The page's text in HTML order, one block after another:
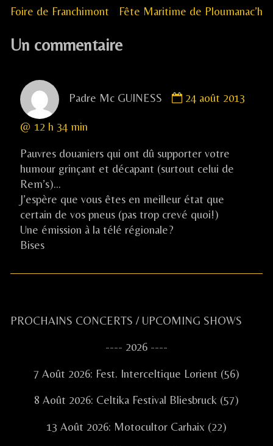
Navigation
de
Previous
Foire de Franchimont
Next
Fête Maritime de Ploumanac’h
Un commentaire
Padre Mc GUINESS
by
GUINESS
published
24 août 2013
@ 12 h 34 min
Pauvres douaniers qui ont dû supporter votre
humour grinçant et décapant (surtout celui de
Rem’s)…
J’espère que vous êtes en meilleur état que
certain de vos pneus (pas trop crevé quoi!)
Une émission à la télé régionale?
Bises
Primary
PROCHAINS CONCERTS / UPCOMING SHOWS
---- 2026 ----
7 Août 2026: Fest. Interceltique Lorient (56)
8 Août 2026: Celtika Festival Bliesbruck (57)
13 Août 2026: Motocultor Carhaix (22)